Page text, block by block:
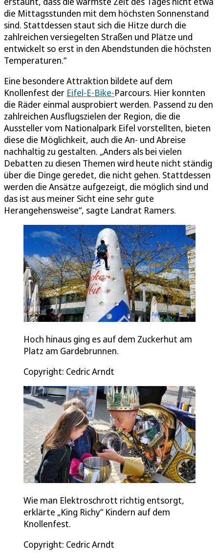
die Mittagsstunden mit dem höchsten Sonnenstand
sind. Stattdessen staut sich die Hitze durch die
zahlreichen versiegelten Straßen und Plätze und
entwickelt so erst in den Abendstunden die höchsten
Temperaturen.“
Eine besondere Attraktion bildete auf dem
Knollenfest der Eifel-E-Bike-Parcours. Hier konnten
die Räder einmal ausprobiert werden. Passend zu den
zahlreichen Ausflugszielen der Region, die die
Aussteller vom Nationalpark Eifel vorstellten, bieten
diese die Möglichkeit, auch die An- und Abreise
nachhaltig zu gestalten. „Anders als bei vielen
Debatten zu diesen Themen wird heute nicht ständig
über die Dinge geredet, die nicht gehen. Stattdessen
werden die Ansätze aufgezeigt, die möglich sind und
das ist aus meiner Sicht eine sehr gute
Herangehensweise“, sagte Landrat Ramers.
Hoch hinaus ging es auf dem Zuckerhut am
Platz am Gardebrunnen.
Copyright: Cedric Arndt
Wie man Elektroschrott richtig entsorgt,
erklärte „King Richy“ Kindern auf dem
Knollenfest.
Copyright: Cedric Arndt